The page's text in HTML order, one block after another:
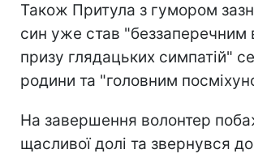
Також Притула з гумором
син уже став "беззаперечним
призу глядацьких симпатій"
родини та "головним
На завершення волонтер
щасливої долі та звернувся до